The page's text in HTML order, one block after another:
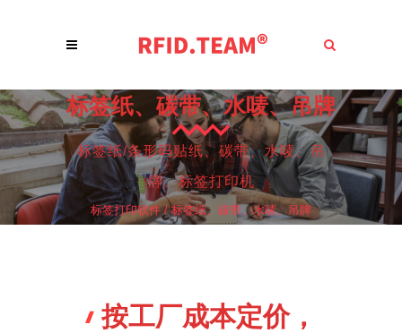
标签纸、碳带、水唛、吊牌
标签纸/条形码贴纸、碳带、水唛、吊
牌、标签打印机
标签打印软件/标签纸、碳带、水唛、吊牌
按工厂成本定价，